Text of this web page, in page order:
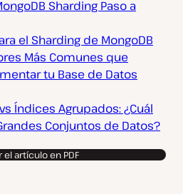
Sharding Paso a
el Sharding de MongoDB
Más Comunes que
tu Base de Datos
Índices Agrupados: ¿Cuál
Conjuntos de Datos?
el artículo en PDF